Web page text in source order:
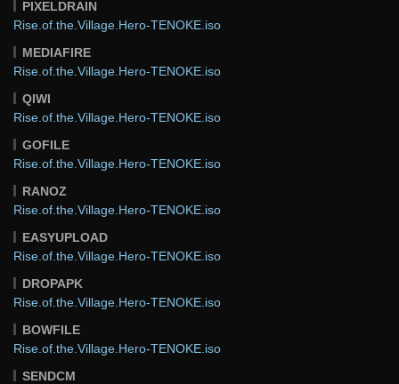
PIXELDRAIN
Rise.of.the.Village.Hero-TENOKE.iso
MEDIAFIRE
Rise.of.the.Village.Hero-TENOKE.iso
QIWI
Rise.of.the.Village.Hero-TENOKE.iso
GOFILE
Rise.of.the.Village.Hero-TENOKE.iso
RANOZ
Rise.of.the.Village.Hero-TENOKE.iso
EASYUPLOAD
Rise.of.the.Village.Hero-TENOKE.iso
DROPAPK
Rise.of.the.Village.Hero-TENOKE.iso
BOWFILE
Rise.of.the.Village.Hero-TENOKE.iso
SENDCM